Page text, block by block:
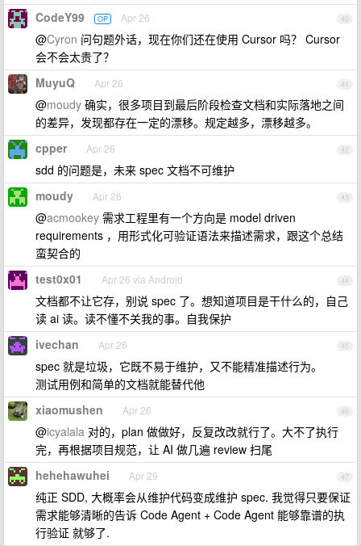
40
CodeY99 OP Apr 26
@Cyron 问句题外话，现在你们还在使用 Cursor 吗？ Cursor
会不会太贵了？
41
MuyuQ Apr 26
@moudy 确实，很多项目到最后阶段检查文档和实际落地之间
的差异，发现都存在一定的漂移。规定越多，漂移越多。
42
cpper Apr 26
sdd 的问题是，未来 spec 文档不可维护
43
moudy Apr 26
@acmookey 需求工程里有一个方向是 model driven
requirements ，用形式化可验证语法来描述需求，跟这个总结
蛮契合的
44
test0x01 Apr 26 via Android
文档都不让它存，别说 spec 了。想知道项目是干什么的，自己
读 ai 读。读不懂不关我的事。自我保护
45
ivechan Apr 26
spec 就是垃圾，它既不易于维护，又不能精准描述行为。
测试用例和简单的文档就能替代他
46
xiaomushen Apr 26
@icyalala 对的，plan 做做好，反复改改就行了。大不了执行
完，再根据项目规范，让 AI 做几遍 review 扫尾
47
hehehawuhei Apr 29
纯正 SDD, 大概率会从维护代码变成维护 spec. 我觉得只要保证
需求能够清晰的告诉 Code Agent + Code Agent 能够靠谱的执
行验证 就够了.